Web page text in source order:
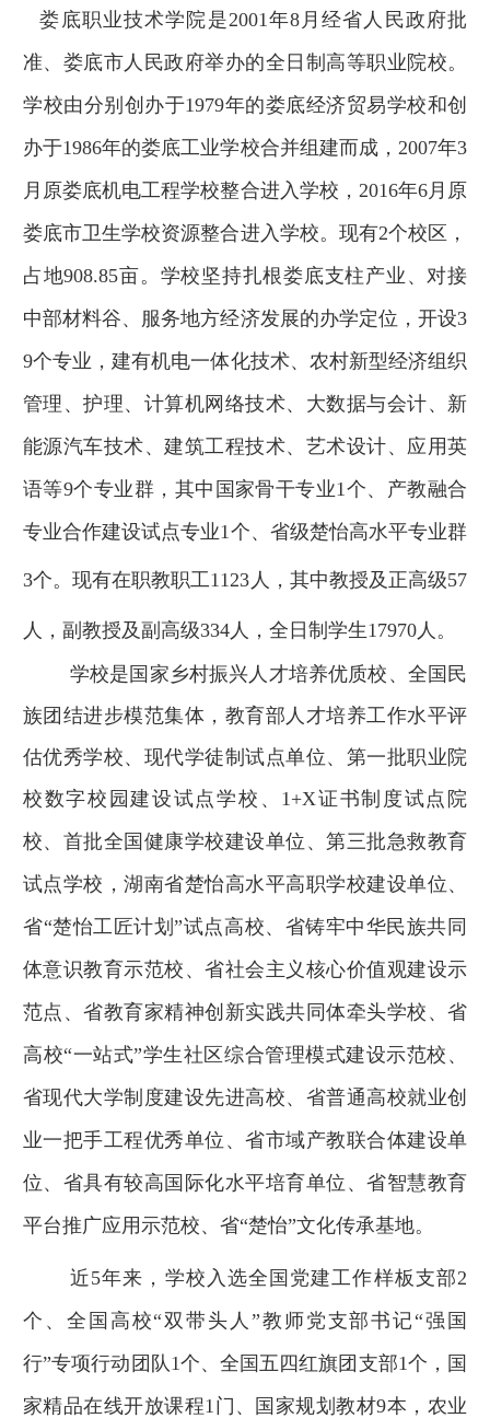
娄底职业技术学院是2001年8月经省人民政府批
准、娄底市人民政府举办的全日制高等职业院校。
学校由分别创办于1979年的娄底经济贸易学校和创
办于1986年的娄底工业学校合并组建而成， 2007年3
月原娄底机电工程学校整合进入学校， 2016年6月原
娄底市卫生学校资源整合进入学校。现有2个校区，
占地908.85亩。学校坚持扎根娄底支柱产业、对接
中部材料谷、服务地方经济发展的办学定位，开设3
9个专业，建有机电一体化技术、农村新型经济组织
管理、护理、计算机网络技术、大数据与会计、新
能源汽车技术、建筑工程技术、艺术设计、应用英
语等9个专业群，其中国家骨干专业1个、产教融合
专业合作建设试点专业1个、省级楚怡高水平专业群
3个。现有在职教职工1123 人，其中教授及正高级57
人，副教授及副高级334人 ，全日制学生17970人。
学校是国家乡村振兴人才培养优质校、全国民
族团结进步模范集体，教育部人才培养工作水平评
估优秀学校、现代学徒制试点单位、 第一批职业院
校数字校园建设试点学校 、 1+X证书制度试点院
校、 首批全国健康学校建设单位、第三批急救教育
试点学校，湖南省楚怡高水平高职学校建设单位、
省“楚怡工匠计划”试点高校、省铸牢中华民族共同
体意识教育示范校、省社会主义核心价值观建设示
范点、省教育家精神创新实践共同体牵头学校、省
高校“一站式”学生社区综合管理模式建设示范校、
省现代大学制度建设先进高校、省普通高校就业创
业一把手工程优秀单位、省市域产教联合体建设单
位、省具有较高国际化水平培育单位、省智慧教育
平台推广应用示范校、省“楚怡”文化传承基地。
近5年来，学校入选全国党建工作样板支部2
个、全国高校“双带头人 ”教师党支部书记“强国
行”专项行动团队1个、全国五四红旗团支部1个，国
家精品在线开放课程1门、国家规划教材9本，农业